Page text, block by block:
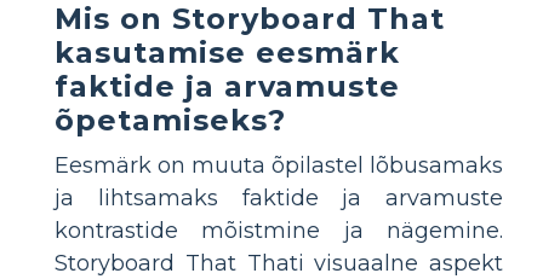
Mis on Storyboard That
kasutamise eesmärk
faktide ja arvamuste
õpetamiseks?
Eesmärk on muuta õpilastel lõbusamaks
ja lihtsamaks faktide ja arvamuste
kontrastide mõistmine ja nägemine.
Storyboard That Thati visuaalne aspekt